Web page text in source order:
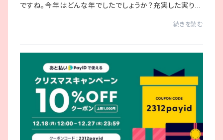
ですね。今年はどんな年でしたでしょうか？充実した実りあ
続きを読む